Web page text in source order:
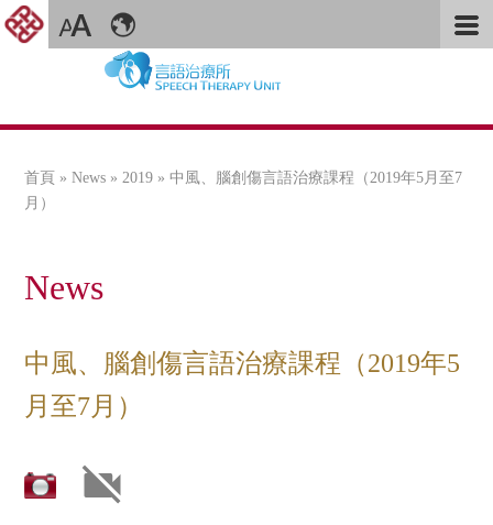
您在這裡
首頁 »News » 2019 » 中風、腦創傷言語治療課程（2019年5月至7
月）
News
中風、腦創傷言語治療課程（2019年5
月至7月）